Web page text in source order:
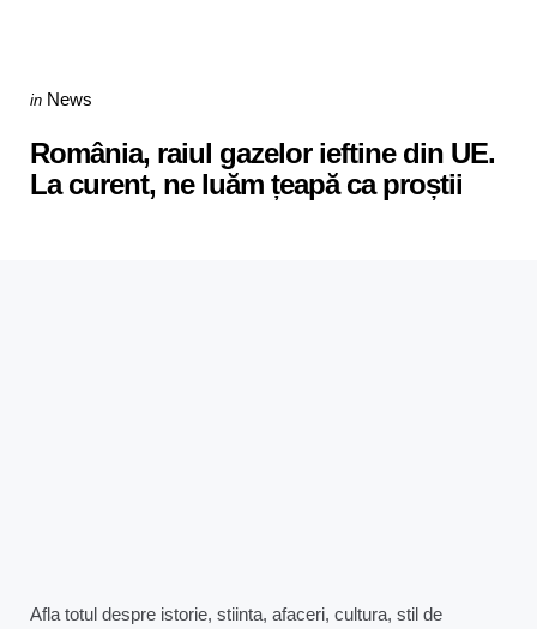
Categories
Posted
in News
România, raiul gazelor ieftine din UE.
La curent, ne luăm țeapă ca proștii
Afla totul despre istorie, stiinta, afaceri, cultura, stil de